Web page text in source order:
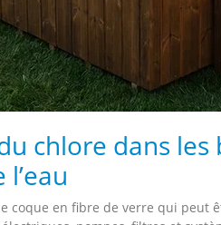
chlore dans
coque en fibre de verre qui peut